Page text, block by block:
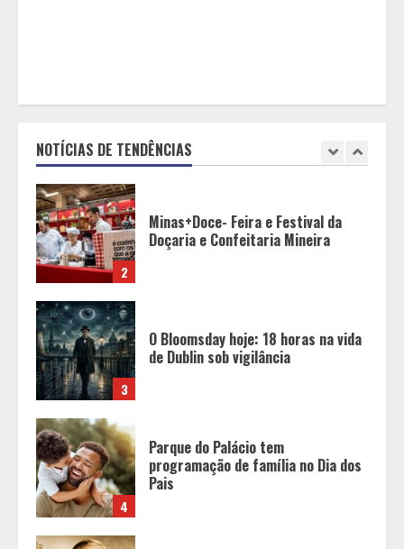
NOTÍCIAS DE TENDÊNCIAS
2
Minas+Doce- Feira e Festival da
3
O Bloomsday hoje: 18 horas na vida
de Dublin sob vigilância
4
Parque do Palácio tem
programação de família no Dia dos
Pais
5
Diário de Minas e Fundação Museu
Mariano Procópio celebram um ano
da coluna “D. Pedro II – 200 anos”
com texto de Paulo Rezzutti